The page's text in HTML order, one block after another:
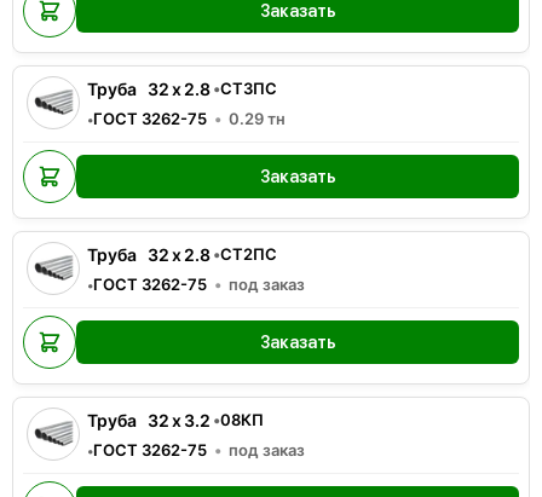
Заказать
Труба 32x2.8•СТ3ПС
•ГОСТ 3262-75 0.29тн
Заказать
Труба 32x2.8•СТ2ПС
•ГОСТ 3262-75 под заказ
Заказать
Труба 32x3.2 •08КП
•ГОСТ 3262-75 под заказ